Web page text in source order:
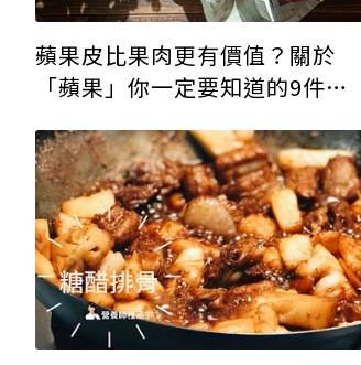
蘋果皮比果肉更有價值？關於
「蘋果」你一定要知道的9件